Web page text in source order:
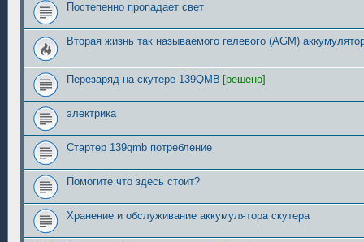
Постепенно пропадает свет
Вторая жизнь так называемого гелевого (AGM)
Перезаряд на скутере 139QMB [решено]
электрика
Стартер 139qmb потребление
Помогите что здесь стоит?
Хранение и обслуживание аккумулятора скутера